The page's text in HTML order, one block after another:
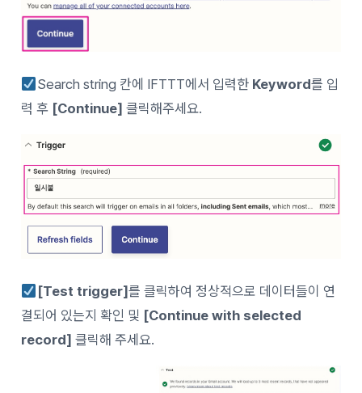
Search string 칸에 IFTTT에서 입력한 Keyword를 입
력 후 [Continue]클릭해주세요.
[Test trigger]를 클릭하여 정상적으로 데이터들이 연
결되어 있는지 확인 및 [Continue with selected
record] 클릭해 주세요.